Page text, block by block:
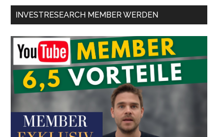
INVESTRESEARCH MEMBER WERDEN